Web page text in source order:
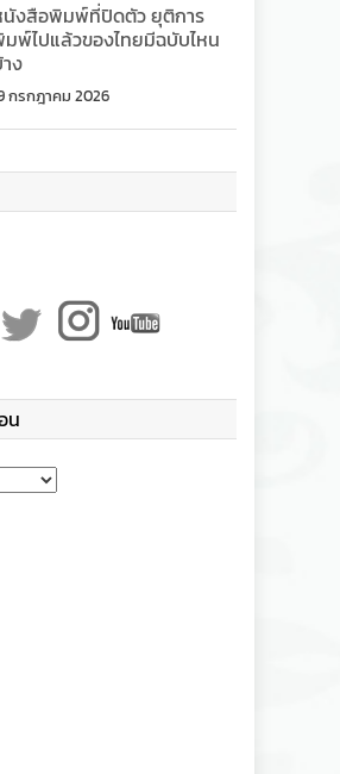
งสือพิมพ์ที่ปิดตัว ยุติการ
พ์ไปแล้วของไทยมีฉบับไหน
ง
กรกฎาคม 2026
น